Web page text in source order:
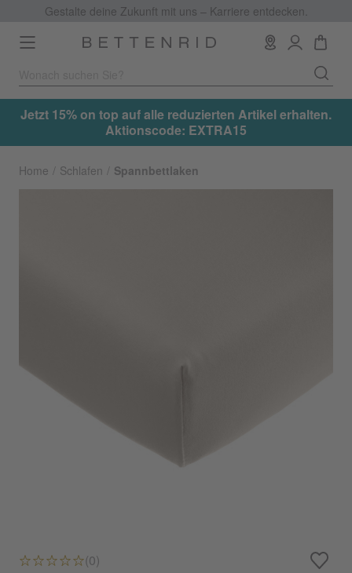
Gestalte deine Zukunft mit uns – Karriere entdecken.
Toggle
navigation
15% on top auf alle reduzierten Artikel erhalten.
Aktionscode: EXTRA15
Jetzt
Home Schlafen Spannbettlaken
(0)